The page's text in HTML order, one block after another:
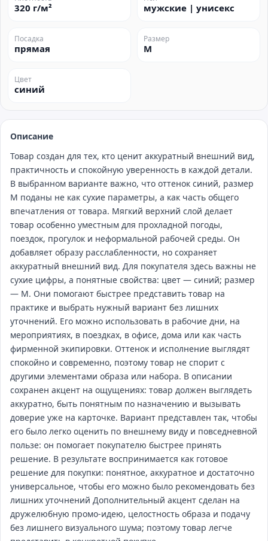
320 г/м² мужские | унисекс
Посадка
прямая
Размер
M
Цвет
синий
Описание
Товар создан для тех, кто ценит аккуратный внешний вид,
практичность и спокойную уверенность в каждой детали.
В выбранном варианте важно, что оттенок синий, размер
M поданы не как сухие параметры, а как часть общего
впечатления от товара. Мягкий верхний слой делает
товар особенно уместным для прохладной погоды,
поездок, прогулок и неформальной рабочей среды. Он
добавляет образу расслабленности, но сохраняет
аккуратный внешний вид. Для покупателя здесь важны не
сухие цифры, а понятные свойства: цвет — синий; размер
— M. Они помогают быстрее представить товар на
практике и выбрать нужный вариант без лишних
уточнений. Его можно использовать в рабочие дни, на
мероприятиях, в поездках, в офисе, дома или как часть
фирменной экипировки. Оттенок и исполнение выглядят
спокойно и современно, поэтому товар не спорит с
другими элементами образа или набора. В описании
сохранен акцент на ощущениях: товар должен выглядеть
аккуратно, быть понятным по назначению и вызывать
доверие уже на карточке. Вариант представлен так, чтобы
его было легко оценить по внешнему виду и повседневной
пользе: он помогает покупателю быстрее принять
решение. В результате воспринимается как готовое
решение для покупки: понятное, аккуратное и достаточно
универсальное, чтобы его можно было рекомендовать без
лишних уточнений Дополнительный акцент сделан на
дружелюбную промо-идею, целостность образа и подачу
без лишнего визуального шума; поэтому товар легче